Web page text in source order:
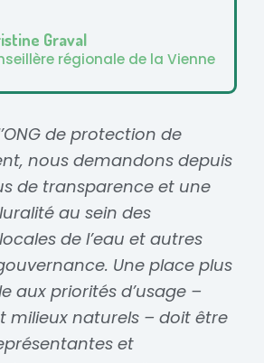
Graval
régionale de la Vienne
de protection de
nous demandons depuis
de transparence et une
au sein des
de l’eau et autres
Une place plus
aux priorités d’usage –
milieux naturels – doit être
et